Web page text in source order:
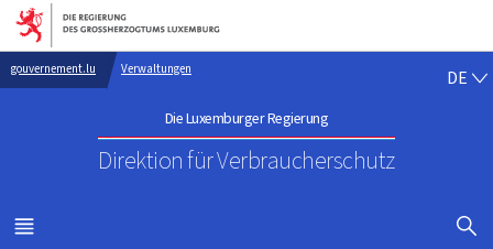
Zur Hauptnavigation
Zum Inhalt
gouvernement.lu Verwaltungen
Die Luxemburger Regierung
Direktion für Verbraucherschutz
DE
MENÜ
HAUPT-